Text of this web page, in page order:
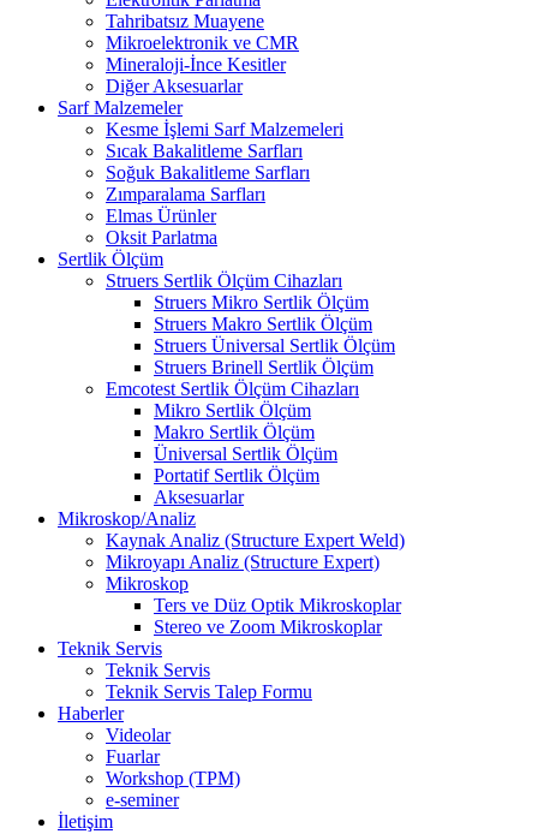
Tahribatsız Muayene
Mikroelektronik ve CMR
Mineraloji-İnce Kesitler
Diğer Aksesuarlar
Sarf Malzemeler
Kesme İşlemi Sarf Malzemeleri
Sıcak Bakalitleme Sarfları
Soğuk Bakalitleme Sarfları
Zımparalama Sarfları
Elmas Ürünler
Oksit Parlatma
Sertlik Ölçüm
Struers Sertlik Ölçüm Cihazları
Struers Mikro Sertlik Ölçüm
Struers Makro Sertlik Ölçüm
Struers Üniversal Sertlik Ölçüm
Struers Brinell Sertlik Ölçüm
Emcotest Sertlik Ölçüm Cihazları
Mikro Sertlik Ölçüm
Makro Sertlik Ölçüm
Üniversal Sertlik Ölçüm
Portatif Sertlik Ölçüm
Aksesuarlar
Mikroskop/Analiz
Kaynak Analiz (Structure Expert Weld)
Mikroyapı Analiz (Structure Expert)
Mikroskop
Ters ve Düz Optik Mikroskoplar
Stereo ve Zoom Mikroskoplar
Teknik Servis
Teknik Servis
Teknik Servis Talep Formu
Haberler
Videolar
Fuarlar
Workshop (TPM)
e-seminer
İletişim